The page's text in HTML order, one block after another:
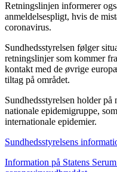
Retningslinjen informerer
anmeldelsespligt, hvis de
coronavirus.
Sundhedsstyrelsen følger
retningslinjer som kommer
kontakt med de øvrige
tiltag på området.
Sundhedsstyrelsen holder
nationale epidemigruppe,
internationale epidemier.
Sundhedsstyrelsens
Information på Statens